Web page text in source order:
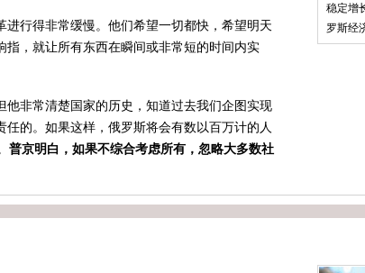
行得非常缓慢。他们希望一切都快，希望明天
，就让所有东西在瞬间或非常短的时间内实
非常清楚国家的历史，知道过去我们企图实现
的。如果这样，俄罗斯将会有数以百万计的人
普京明白，如果不综合考虑所有，忽略大多数社
稳定增
罗斯经